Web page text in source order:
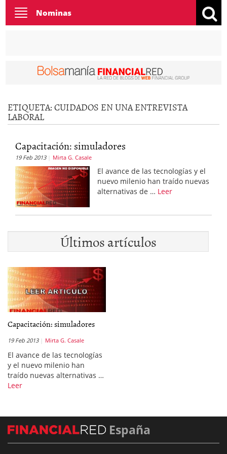
Toggle
navigation
Nominas
ETIQUETA:CUIDADOS EN UNA ENTREVISTA
LABORAL
Capacitación: simuladores
19 Feb 2013 Mirta G. Casale
El avance de las tecnologías y el
nuevo milenio han traído nuevas
alternativas de … Leer
Últimos artículos
Capacitación: simuladores
19 Feb 2013 Mirta G. Casale
El avance de las tecnologías
y el nuevo milenio han
traído nuevas alternativas …
Leer
España